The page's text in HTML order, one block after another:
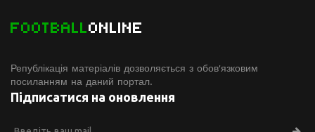
FOOTBALLONLINE
Републікація матеріалів дозволяється з обов'язковим
посиланням на даний портал.
Підписатися на оновлення